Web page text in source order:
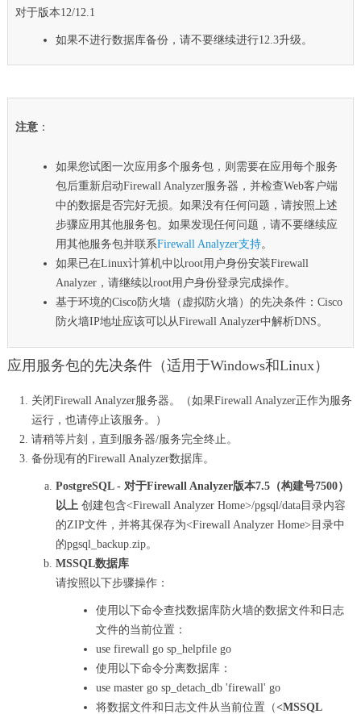
对于版本12/12.1
如果不进行数据库备份，请不要继续进行12.3升级。
注意：
如果您试图一次应用多个服务包，则需要在应用每个服务
包后重新启动Firewall Analyzer服务器，并检查Web客户端
中的数据是否完好无损。如果没有任何问题，请按照上述
步骤应用其他服务包。如果发现任何问题，请不要继续应
用其他服务包并联系Firewall Analyzer支持。
如果已在Linux计算机中以root用户身份安装Firewall
Analyzer，请继续以root用户身份登录完成操作。
基于环境的Cisco防火墙（虚拟防火墙）的先决条件：Cisco
防火墙IP地址应该可以从Firewall Analyzer中解析DNS。
应用服务包的先决条件（适用于Windows和Linux）
关闭Firewall Analyzer服务器。（如果Firewall Analyzer正作为服务
运行，也请停止该服务。）
请稍等片刻，直到服务器/服务完全终止。
备份现有的Firewall Analyzer数据库。
PostgreSQL - 对于Firewall Analyzer版本7.5（构建号7500）
以上 创建包含<Firewall Analyzer Home>/pgsql/data目录内容
的ZIP文件，并将其保存为<Firewall Analyzer Home>目录中
的pgsql_backup.zip。
MSSQL数据库
请按照以下步骤操作：
使用以下命令查找数据库防火墙的数据文件和日志
文件的当前位置：
use firewall go sp_helpfile go
使用以下命令分离数据库：
use master go sp_detach_db 'firewall' go
将数据文件和日志文件从当前位置（<MSSQL